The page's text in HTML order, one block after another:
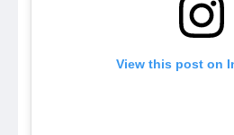
View this post on